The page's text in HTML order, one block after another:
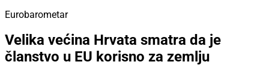
Eurobarometar
Velika većina Hrvata smatra da je
članstvo u EU korisno za zemlju